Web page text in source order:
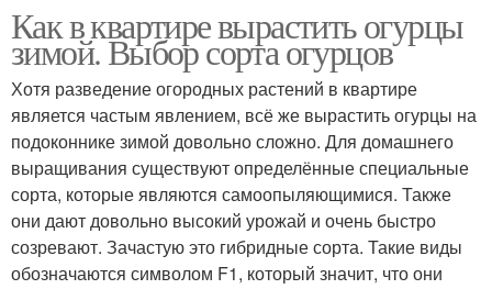
Как в квартире вырастить огурцы
зимой. Выбор сорта огурцов
Хотя разведение огородных растений в квартире
является частым явлением, всё же вырастить огурцы на
подоконнике зимой довольно сложно. Для домашнего
выращивания существуют определённые специальные
сорта, которые являются самоопыляющимися. Также
они дают довольно высокий урожай и очень быстро
созревают. Зачастую это гибридные сорта. Такие виды
обозначаются символом F1, который значит, что они